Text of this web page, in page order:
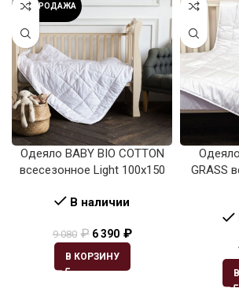
РАСПРОДАЖА
Одеяло BABY BIO COTTON
всесезонное Light 100х150
В наличии
9 080 ₽ 6 390 ₽
В КОРЗИНУ
GRASS